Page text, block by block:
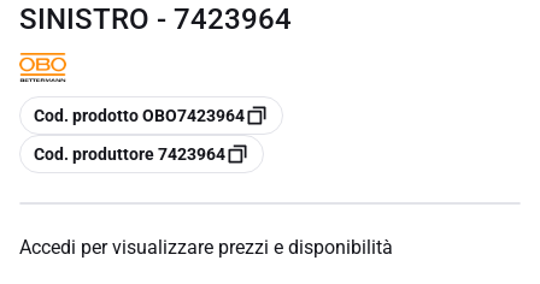
SINISTRO - 7423964
copia
Cod. prodotto OBO7423964
copia
Cod. produttore 7423964
Accedi per visualizzare prezzi e disponibilità